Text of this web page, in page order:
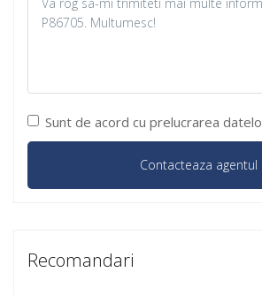
Sunt de acord cu prelucrarea
Recomandari